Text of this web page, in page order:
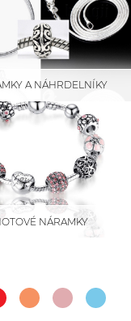
A NÁHRDELNÍKY
NÁRAMKY